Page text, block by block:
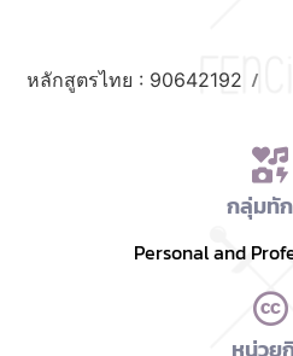
หลักสูตรไทย : 90642192 /
กลุ่มทั
Personal and
หน่วย